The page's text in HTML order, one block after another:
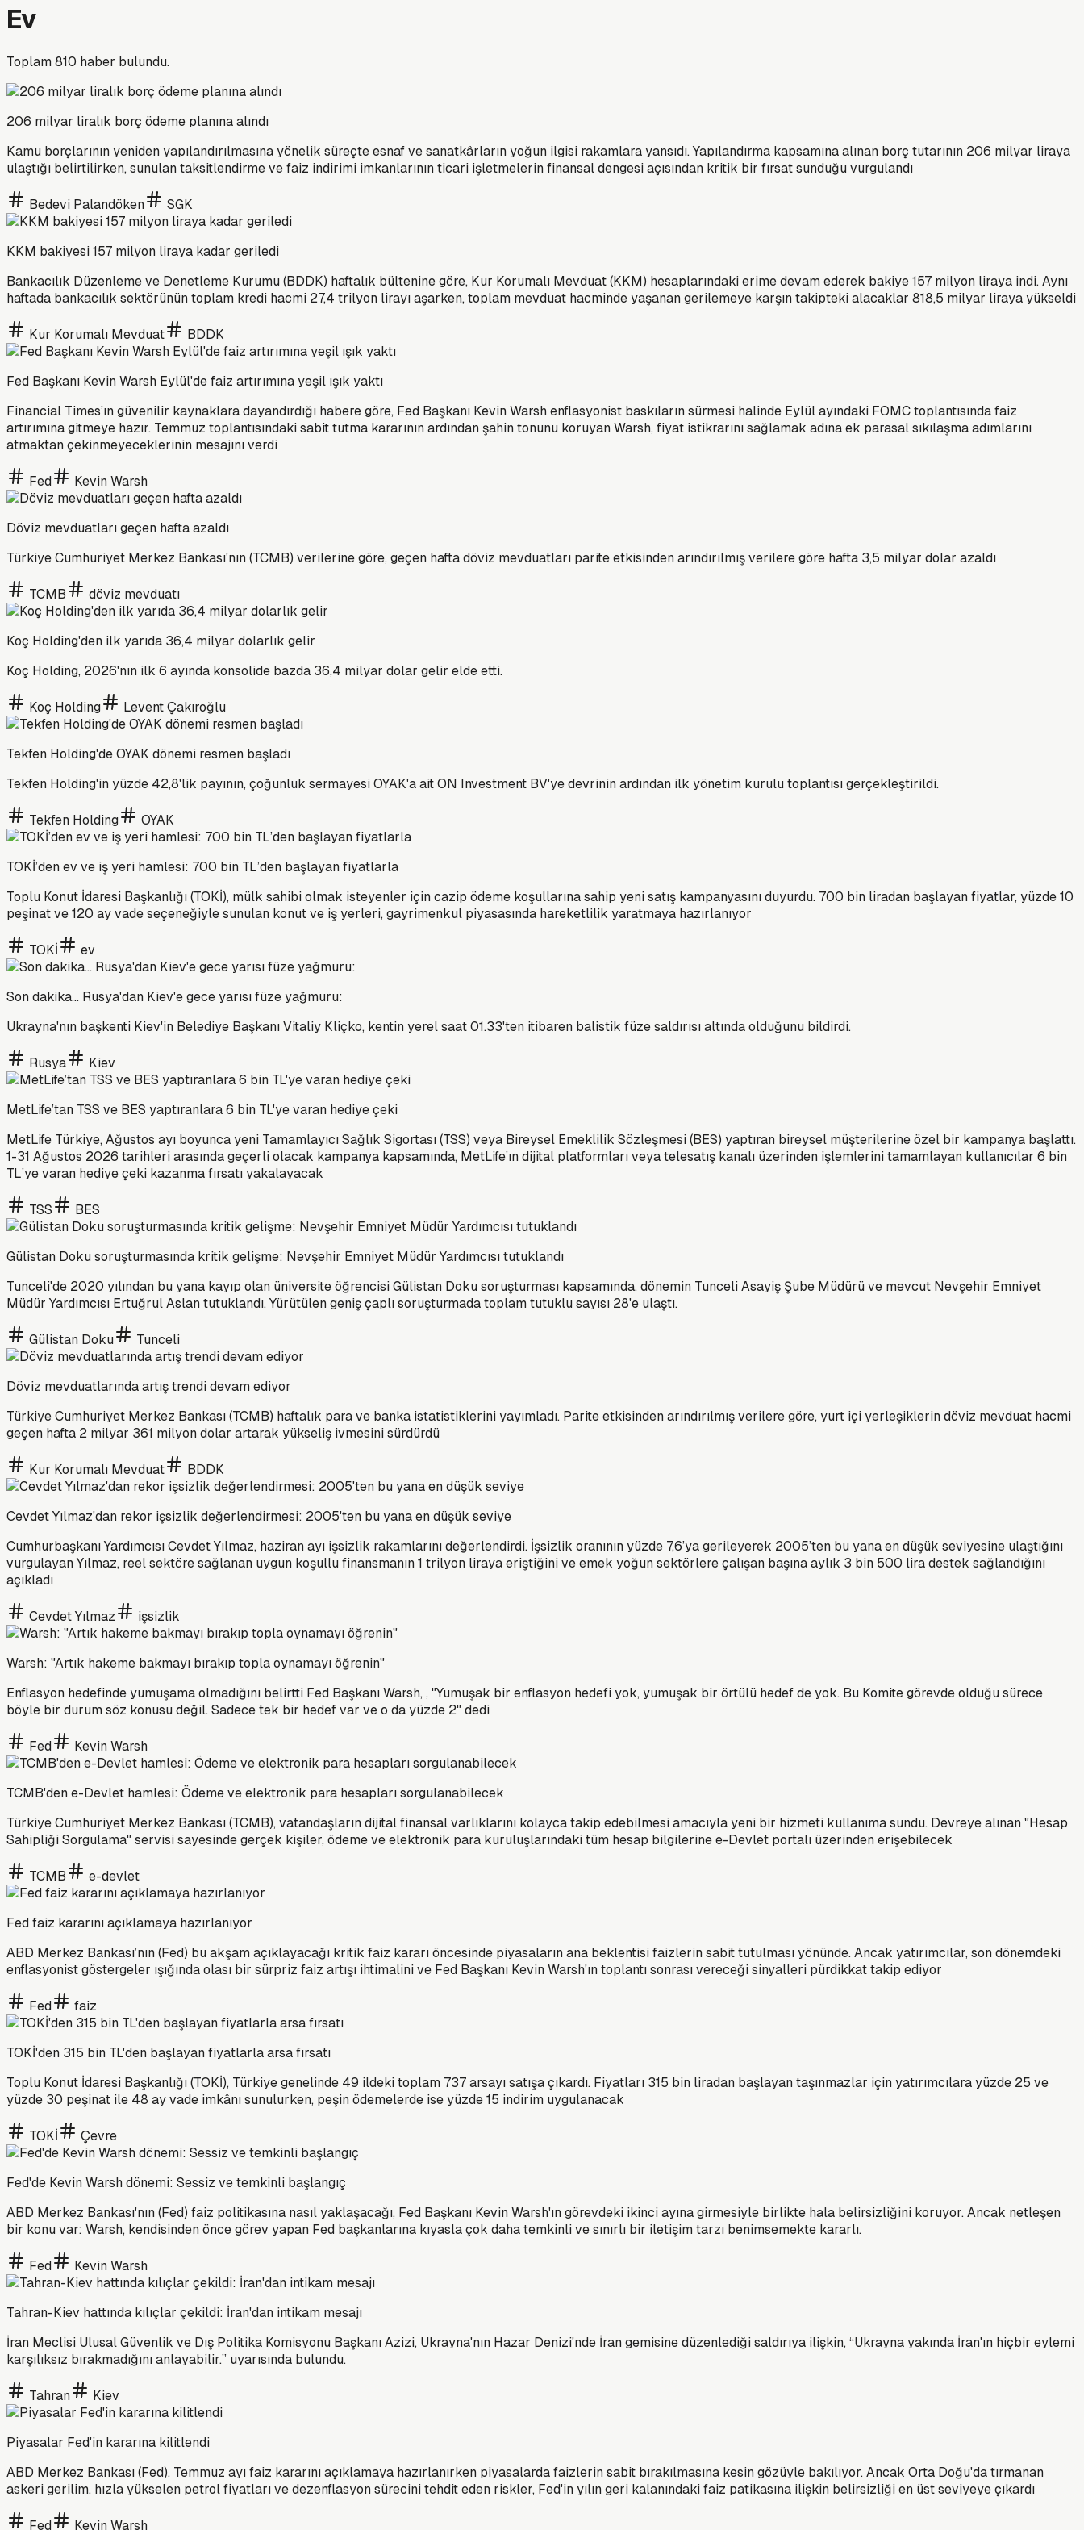
Ev
Toplam810 haber bulundu.
206 milyar liralık borç ödeme planına alındı
Kamu borçlarının yeniden yapılandırılmasına yönelik süreçte esnaf ve sanatkârların yoğun ilgisi rakamlara yansıdı. Yapılandırma kapsamına alınan borç tutarının 206 milyar liraya
ulaştığı belirtilirken, sunulan taksitlendirme ve faiz indirimi imkanlarının ticari işletmelerin finansal dengesi açısından kritik bir fırsat sunduğu vurgulandı
Bedevi Palandöken SGK
KKM bakiyesi 157 milyon liraya kadar geriledi
Bankacılık Düzenleme ve Denetleme Kurumu (BDDK) haftalık bültenine göre, Kur Korumalı Mevduat (KKM) hesaplarındaki erime devam ederek bakiye 157 milyon liraya indi. Aynı
haftada bankacılık sektörünün toplam kredi hacmi 27,4 trilyon lirayı aşarken, toplam mevduat hacminde yaşanan gerilemeye karşın takipteki alacaklar 818,5 milyar liraya yükseldi
Kur Korumalı Mevduat BDDK
Fed Başkanı Kevin Warsh Eylül'de faiz artırımına yeşil ışık yaktı
Financial Times’ın güvenilir kaynaklara dayandırdığı habere göre, Fed Başkanı Kevin Warsh enflasyonist baskıların sürmesi halinde Eylül ayındaki FOMC toplantısında faiz
artırımına gitmeye hazır. Temmuz toplantısındaki sabit tutma kararının ardından şahin tonunu koruyan Warsh, fiyat istikrarını sağlamak adına ek parasal sıkılaşma adımlarını
atmaktan çekinmeyeceklerinin mesajını verdi
Fed Kevin Warsh
Döviz mevduatları geçen hafta azaldı
Türkiye Cumhuriyet Merkez Bankası'nın (TCMB) verilerine göre, geçen hafta döviz mevduatları parite etkisinden arındırılmış verilere göre hafta 3,5 milyar dolar azaldı
TCMB döviz mevduatı
Koç Holding'den ilk yarıda 36,4 milyar dolarlık gelir
Koç Holding, 2026'nın ilk 6 ayında konsolide bazda 36,4 milyar dolar gelir elde etti.
Koç Holding Levent Çakıroğlu
Tekfen Holding'de OYAK dönemi resmen başladı
Tekfen Holding'in yüzde 42,8'lik payının, çoğunluk sermayesi OYAK'a ait ON Investment BV'ye devrinin ardından ilk yönetim kurulu toplantısı gerçekleştirildi.
Tekfen Holding OYAK
TOKİ’den ev ve iş yeri hamlesi: 700 bin TL’den başlayan fiyatlarla
Toplu Konut İdaresi Başkanlığı (TOKİ), mülk sahibi olmak isteyenler için cazip ödeme koşullarına sahip yeni satış kampanyasını duyurdu. 700 bin liradan başlayan fiyatlar, yüzde 10
peşinat ve 120 ay vade seçeneğiyle sunulan konut ve iş yerleri, gayrimenkul piyasasında hareketlilik yaratmaya hazırlanıyor
TOKİ ev
Son dakika... Rusya'dan Kiev'e gece yarısı füze yağmuru:
Ukrayna'nın başkenti Kiev'in Belediye Başkanı Vitaliy Kliçko, kentin yerel saat 01.33'ten itibaren balistik füze saldırısı altında olduğunu bildirdi.
Rusya Kiev
MetLife’tan TSS ve BES yaptıranlara 6 bin TL'ye varan hediye çeki
MetLife Türkiye, Ağustos ayı boyunca yeni Tamamlayıcı Sağlık Sigortası (TSS) veya Bireysel Emeklilik Sözleşmesi (BES) yaptıran bireysel müşterilerine özel bir kampanya başlattı.
1-31 Ağustos 2026 tarihleri arasında geçerli olacak kampanya kapsamında, MetLife’ın dijital platformları veya telesatış kanalı üzerinden işlemlerini tamamlayan kullanıcılar 6 bin
TL’ye varan hediye çeki kazanma fırsatı yakalayacak
TSS BES
Gülistan Doku soruşturmasında kritik gelişme: Nevşehir Emniyet Müdür Yardımcısı tutuklandı
Tunceli'de 2020 yılından bu yana kayıp olan üniversite öğrencisi Gülistan Doku soruşturması kapsamında, dönemin Tunceli Asayiş Şube Müdürü ve mevcut Nevşehir Emniyet
Müdür Yardımcısı Ertuğrul Aslan tutuklandı. Yürütülen geniş çaplı soruşturmada toplam tutuklu sayısı 28'e ulaştı.
Gülistan Doku Tunceli
Döviz mevduatlarında artış trendi devam ediyor
Türkiye Cumhuriyet Merkez Bankası (TCMB) haftalık para ve banka istatistiklerini yayımladı. Parite etkisinden arındırılmış verilere göre, yurt içi yerleşiklerin döviz mevduat hacmi
geçen hafta 2 milyar 361 milyon dolar artarak yükseliş ivmesini sürdürdü
Kur Korumalı Mevduat BDDK
Cevdet Yılmaz'dan rekor işsizlik değerlendirmesi: 2005'ten bu yana en düşük seviye
Cumhurbaşkanı Yardımcısı Cevdet Yılmaz, haziran ayı işsizlik rakamlarını değerlendirdi. İşsizlik oranının yüzde 7,6’ya gerileyerek 2005’ten bu yana en düşük seviyesine ulaştığını
vurgulayan Yılmaz, reel sektöre sağlanan uygun koşullu finansmanın 1 trilyon liraya eriştiğini ve emek yoğun sektörlere çalışan başına aylık 3 bin 500 lira destek sağlandığını
açıkladı
Cevdet Yılmaz işsizlik
Warsh: "Artık hakeme bakmayı bırakıp topla oynamayı öğrenin"
Enflasyon hedefinde yumuşama olmadığını belirtti Fed Başkanı Warsh, , "Yumuşak bir enflasyon hedefi yok, yumuşak bir örtülü hedef de yok. Bu Komite görevde olduğu sürece
böyle bir durum söz konusu değil. Sadece tek bir hedef var ve o da yüzde 2" dedi
Fed Kevin Warsh
TCMB'den e-Devlet hamlesi: Ödeme ve elektronik para hesapları sorgulanabilecek
Türkiye Cumhuriyet Merkez Bankası (TCMB), vatandaşların dijital finansal varlıklarını kolayca takip edebilmesi amacıyla yeni bir hizmeti kullanıma sundu. Devreye alınan "Hesap
Sahipliği Sorgulama" servisi sayesinde gerçek kişiler, ödeme ve elektronik para kuruluşlarındaki tüm hesap bilgilerine e-Devlet portalı üzerinden erişebilecek
TCMB e-devlet
Fed faiz kararını açıklamaya hazırlanıyor
ABD Merkez Bankası’nın (Fed) bu akşam açıklayacağı kritik faiz kararı öncesinde piyasaların ana beklentisi faizlerin sabit tutulması yönünde. Ancak yatırımcılar, son dönemdeki
enflasyonist göstergeler ışığında olası bir sürpriz faiz artışı ihtimalini ve Fed Başkanı Kevin Warsh'ın toplantı sonrası vereceği sinyalleri pürdikkat takip ediyor
Fed faiz
TOKİ'den 315 bin TL'den başlayan fiyatlarla arsa fırsatı
Toplu Konut İdaresi Başkanlığı (TOKİ), Türkiye genelinde 49 ildeki toplam 737 arsayı satışa çıkardı. Fiyatları 315 bin liradan başlayan taşınmazlar için yatırımcılara yüzde 25 ve
yüzde 30 peşinat ile 48 ay vade imkânı sunulurken, peşin ödemelerde ise yüzde 15 indirim uygulanacak
TOKİ Çevre
Fed'de Kevin Warsh dönemi: Sessiz ve temkinli başlangıç
ABD Merkez Bankası'nın (Fed) faiz politikasına nasıl yaklaşacağı, Fed Başkanı Kevin Warsh'ın görevdeki ikinci ayına girmesiyle birlikte hala belirsizliğini koruyor. Ancak netleşen
bir konu var: Warsh, kendisinden önce görev yapan Fed başkanlarına kıyasla çok daha temkinli ve sınırlı bir iletişim tarzı benimsemekte kararlı.
Fed Kevin Warsh
Tahran-Kiev hattında kılıçlar çekildi: İran'dan intikam mesajı
İran Meclisi Ulusal Güvenlik ve Dış Politika Komisyonu Başkanı Azizi, Ukrayna'nın Hazar Denizi'nde İran gemisine düzenlediği saldırıya ilişkin, “Ukrayna yakında İran'ın hiçbir eylemi
karşılıksız bırakmadığını anlayabilir.” uyarısında bulundu.
Tahran Kiev
Piyasalar Fed'in kararına kilitlendi
ABD Merkez Bankası (Fed), Temmuz ayı faiz kararını açıklamaya hazırlanırken piyasalarda faizlerin sabit bırakılmasına kesin gözüyle bakılıyor. Ancak Orta Doğu'da tırmanan
askeri gerilim, hızla yükselen petrol fiyatları ve dezenflasyon sürecini tehdit eden riskler, Fed'in yılın geri kalanındaki faiz patikasına ilişkin belirsizliği en üst seviyeye çıkardı
Fed Kevin Warsh